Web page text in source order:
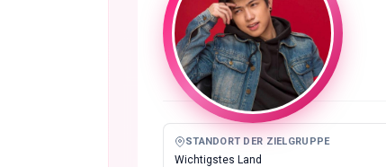
STANDORT DER ZIELGRUPPE
Wichtigstes Land